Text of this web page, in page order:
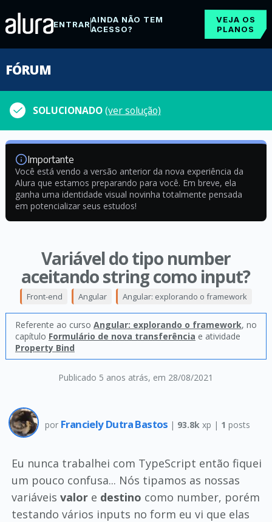
ENTRARAINDA NÃO TEM
ACESSO?
VEJA OS
PLANOS
FÓRUM
SOLUCIONADO(ver solução)
Importante
Você está vendo a versão anterior da nova experiência da
Alura que estamos preparando para você. Em breve, ela
ganha uma identidade visual novinha totalmente pensada
em potencializar seus estudos!
Variável do tipo number
aceitando string como input?
Publicado 5 anos atrás, em 28/08/2021
Front-end Angular Angular: explorando o framework
Referente ao curso Angular: explorando o framework, no
capítulo Formulário de nova transferência e atividade
Property Bind
por Franciely Dutra Bastos | 93.8k xp | 1 posts
Eu nunca trabalhei com TypeScript então fiquei
um pouco confusa... Nós tipamos as nossas
variáveis valore destino como number, porém
testando vários inputs no form eu vi que elas